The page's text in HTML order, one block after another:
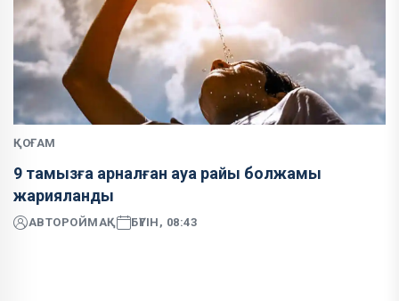
ҚОҒАМ
9 тамызға арналған ауа райы болжамы
жарияланды
АВТОРОЙМАҚ БҮГІН, 08:43